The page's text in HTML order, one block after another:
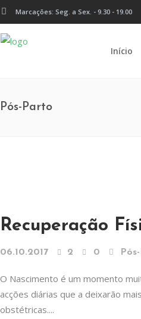
Marcações: Seg. a Sex. - 9.30 - 19.00
Início
Pós-Parto
Recuperação
06.10.2017 2 0
O Nascimento é um momento
acções diárias que a deixarão
obstétricas....